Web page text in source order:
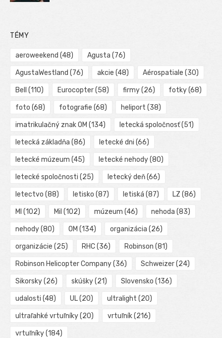
TÉMY
aeroweekend (48) Agusta (76)
AgustaWestland (76) akcie (48) Aérospatiale (30)
Bell (110) Eurocopter(58) firmy(26) fotky(68)
foto (68) fotografie (68) heliport (38)
imatrikulačný znak OM (134) letecká spoločnosť(51)
letecká základňa (86) letecké dni (66)
letecké múzeum (45) letecké nehody(80)
letecké spoločnosti (25) letecký deň(66)
letectvo (88) letisko (87) letiská (87) LZ (86)
MI (102) Mil (102) múzeum (46) nehoda (83)
nehody(80) OM (134) organizácia (26)
organizácie (25) RHC(36) Robinson (81)
Robinson Helicopter Company(36) Schweizer(24)
Sikorsky(26) skúšky(21) Slovensko (136)
udalosti (48) UL(20) ultralight (20)
ultraľahké vrtuľníky(20) vrtuľník(216)
vrtuľníky(184)